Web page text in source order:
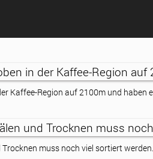
Kaffee-Region auf 2100m und haben
muss noch viel sortiert werden.